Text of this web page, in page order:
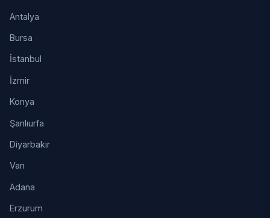
Antalya
Bursa
İstanbul
İzmir
Konya
Şanlıurfa
Diyarbakır
Van
Adana
Erzurum